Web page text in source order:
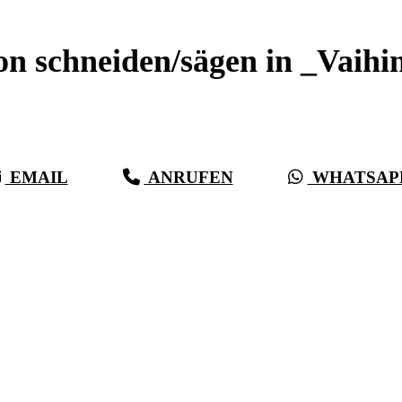
schneiden/sägen in
EMAIL ANRUFEN